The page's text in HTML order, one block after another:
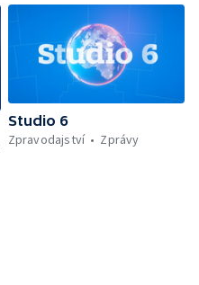
Studio 6
Zpravodajství
Zprávy